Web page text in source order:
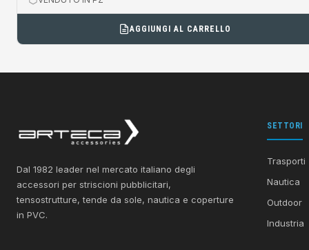
AGGIUNGI AL CARRELLO
Dal 1982 leader nel mercato italiano degli
accessori per striscioni pubblicitari,
tensostrutture, tende da sole, nautica e coperture
in PVC.
SETTORI
Trasporti
Nautica
Outdoor
Industria